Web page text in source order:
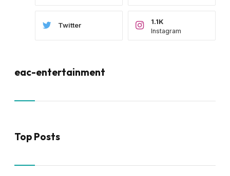
Twitter
Instagram
1.1K
eac-entertainment
Top Posts